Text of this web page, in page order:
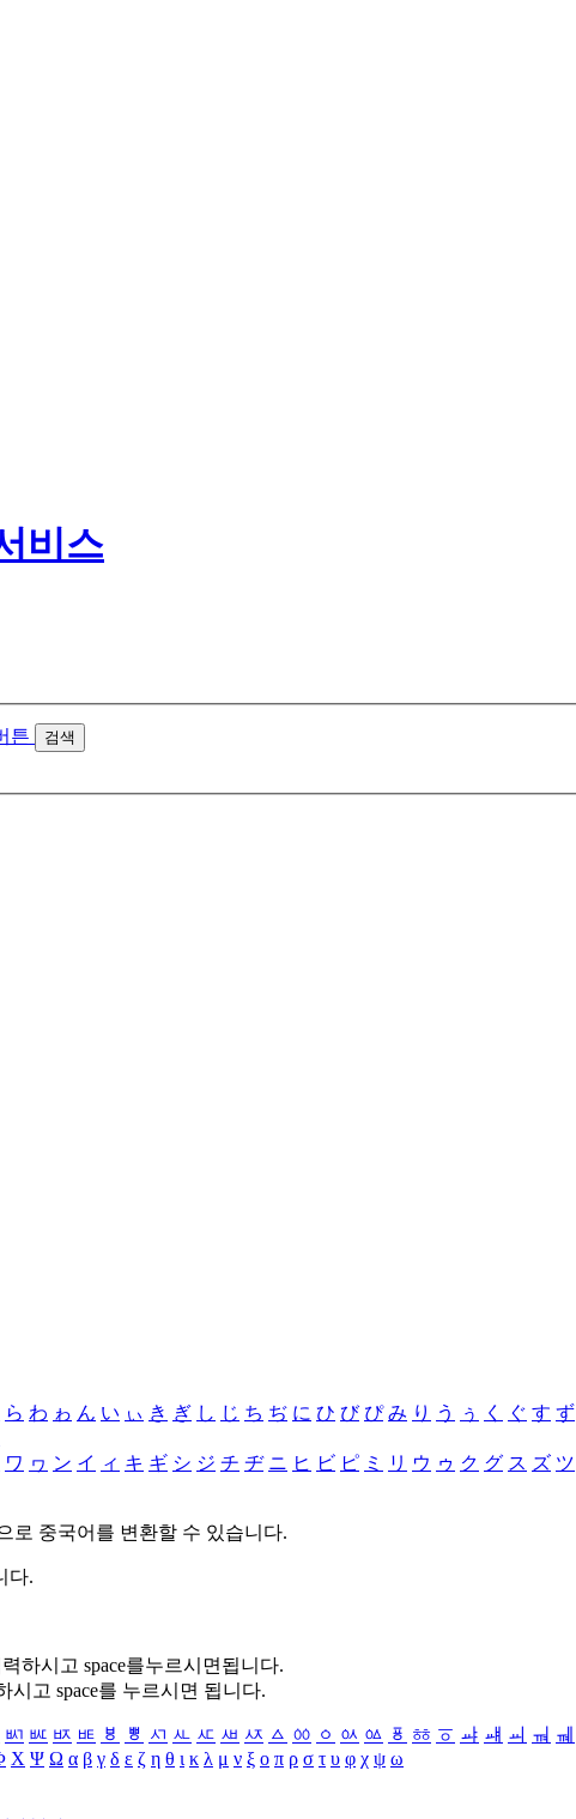
검색
ら わ ゎ ん い ぃ き ぎ し じ ち ぢ に ひ び ぴ み り う ぅ く ぐ す ず
ワ ヮ ン イ ィ キ ギ シ ジ チ ヂ ニ ヒ ビ ピ ミ リ ウ ゥ ク グ ス ズ ツ
로 중국어를 변환할 수 있습니다.
다.
하시고 space를누르시면됩니다.
시고 space를 누르시면 됩니다.
ㅴ ㅵ ㅶ ㅷ ㅸ ㅹ ㅺ ㅻ ㅼ ㅽ ㅾ ㅿ ㆀ ㆁ ㆂ ㆃ ㆄ ㆅ ㆆ ㆇ ㆈ ㆉ ㆊ ㆋ
Χ Ψ Ω α β γ δ ε ζ η θ ι κ λ μ ν ξ ο π ρ σ τ υ φ χ ψ ω